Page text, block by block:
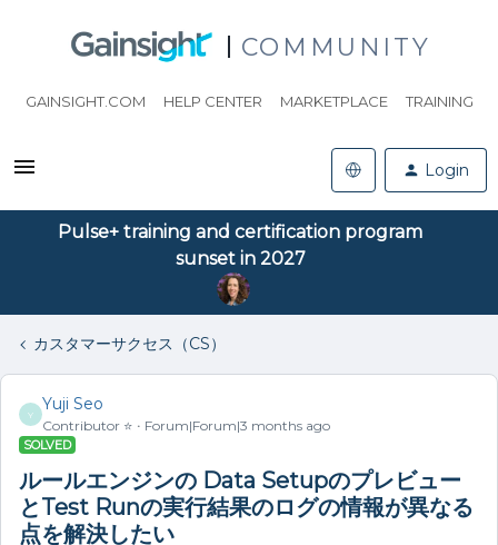
COMMUNITY
GAINSIGHT.COM HELP CENTER MARKETPLACE TRAINING
Login
Pulse+ training and certification program
sunset in 2027
カスタマーサクセス（CS）
Y
Yuji Seo
Contributor ⭐️ Forum|Forum|3 months ago
SOLVED
ルールエンジンの Data Setupのプレビュー
とTest Runの実行結果のログの情報が異なる
点を解決したい